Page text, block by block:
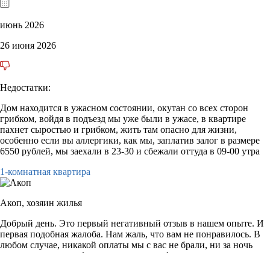
июнь 2026
26 июня 2026
Недостатки:
Дом находится в ужасном состоянии, окутан со всех сторон
грибком, войдя в подъезд мы уже были в ужасе, в квартире
пахнет сыростью и грибком, жить там опасно для жизни,
особенно если вы аллергики, как мы, заплатив залог в размере
6550 рублей, мы заехали в 23-30 и сбежали оттуда в 09-00 утра
1-комнатная квартира
Акоп, хозяин жилья
Добрый день. Это первый негативный отзыв в нашем опыте. И
первая подобная жалоба. Нам жаль, что вам не понравилось. В
любом случае, никакой оплаты мы с вас не брали, ни за ночь